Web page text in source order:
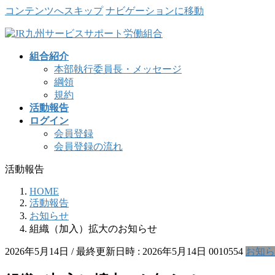
コンテンツへスキップ ナビゲーションに移動
組合紹介
本部執行委員長・メッセージ
綱領
規約
活動報告
ログイン
会員登録
会員登録の流れ
活動報告
HOME
活動報告
お知らせ
組織（加入）拡大のお知らせ
2026年5月14日 / 最終更新日時 : 2026年5月14日 0010554 お知